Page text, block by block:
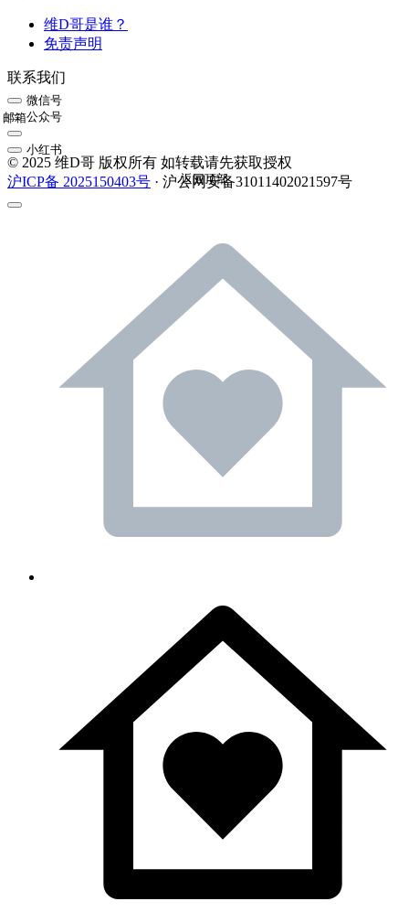
维D哥是谁？
免责声明
联系我们
微信号
公众号
邮箱
小红书
© 2025 维D哥 版权所有 如转载请先获取授权
沪ICP备 2025150403号 · 沪公网安备31011402021597号
返回顶部